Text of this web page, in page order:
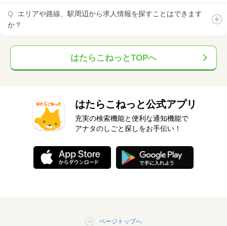
エリアや路線、駅周辺から求人情報を探すことはできます
か？
はたらこねっとTOPへ
はたらこねっと公式アプリ
充実の検索機能と便利な通知機能で
アナタのしごと探しをお手伝い！
ページトップへ